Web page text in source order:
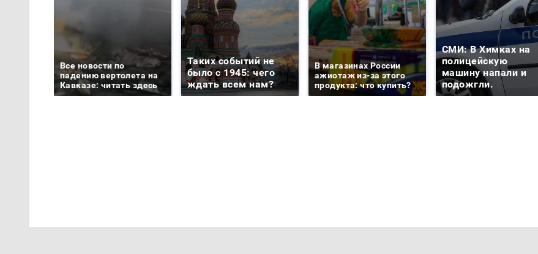
Все новости по
падению вертолета на
Кавказе: читать здесь
Таких событий не
было с 1945: чего
ждать всем нам?
В магазинах России
ажиотаж из-за этого
продукта: что купить?
СМИ: В Химках на
полицейскую
машину напали и
подожгли.